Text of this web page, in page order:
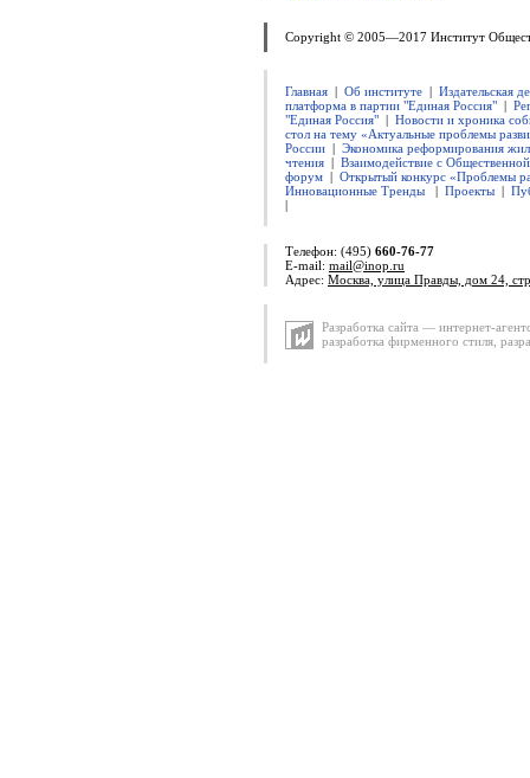
Copyright © 2005—2017 Институт
Главная | Об институте | Издательская
платформа в партии "Единая Россия" |
"Единая Россия" | Новости и хроника
стол на тему «Актуальные проблемы
России | Экономика реформирования
чтения | Взаимодействие с
форум | Открытый конкурс «Проблемы
Инновационные Тренды
| Проекты |
|
Телефон: (495) 660-76-77
E-mail: mail@inop.ru
Адрес: Москва, улица Правды, дом 24,
Разработка сайта — интернет-
разработка фирменного стиля